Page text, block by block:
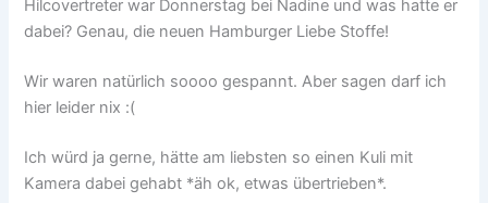
Hilcovertreter war Donnerstag bei Nadine und was hatte er
dabei? Genau, die neuen Hamburger Liebe Stoffe!
Wir waren natürlich soooo gespannt. Aber sagen darf ich
hier leider nix :(
Ich würd ja gerne, hätte am liebsten so einen Kuli mit
Kamera dabei gehabt *äh ok, etwas übertrieben*.